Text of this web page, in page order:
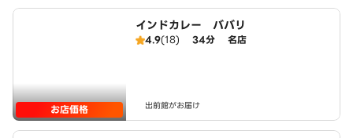
お店価格
インドカレー ババリ
4.9(18) 34分 名店
出前館がお届け